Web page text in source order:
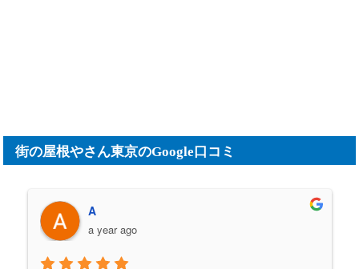
街の屋根やさん東京のGoogle口コミ
A
a year ago